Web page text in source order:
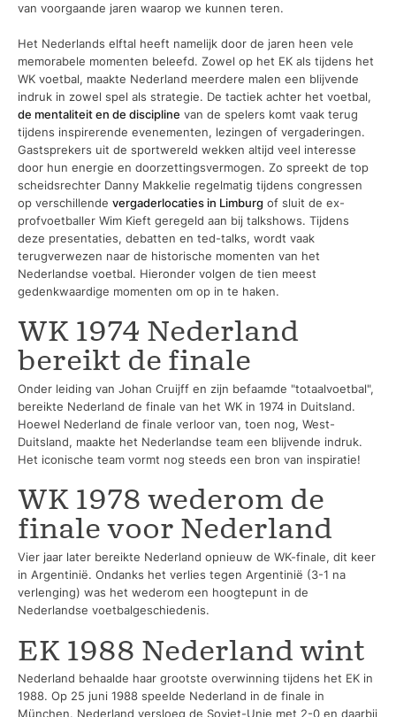
van voorgaande jaren waarop we kunnen teren.
Het Nederlands elftal heeft namelijk door de jaren heen vele
memorabele momenten beleefd. Zowel op het EK als tijdens het
WK voetbal, maakte Nederland meerdere malen een blijvende
indruk in zowel spel als strategie. De tactiek achter het voetbal,
de mentaliteit en de discipline van de spelers komt vaak terug
tijdens inspirerende evenementen, lezingen of vergaderingen.
Gastsprekers uit de sportwereld wekken altijd veel interesse
door hun energie en doorzettingsvermogen. Zo spreekt de top
scheidsrechter Danny Makkelie regelmatig tijdens congressen
op verschillende vergaderlocaties in Limburg of sluit de ex-
profvoetballer Wim Kieft geregeld aan bij talkshows. Tijdens
deze presentaties, debatten en ted-talks, wordt vaak
terugverwezen naar de historische momenten van het
Nederlandse voetbal. Hieronder volgen de tien meest
gedenkwaardige momenten om op in te haken.
WK 1974 Nederland
bereikt de finale
Onder leiding van Johan Cruijff en zijn befaamde "totaalvoetbal",
bereikte Nederland de finale van het WK in 1974 in Duitsland.
Hoewel Nederland de finale verloor van, toen nog, West-
Duitsland, maakte het Nederlandse team een blijvende indruk.
Het iconische team vormt nog steeds een bron van inspiratie!
WK 1978 wederom de
finale voor Nederland
Vier jaar later bereikte Nederland opnieuw de WK-finale, dit keer
in Argentinië. Ondanks het verlies tegen Argentinië (3-1 na
verlenging) was het wederom een hoogtepunt in de
Nederlandse voetbalgeschiedenis.
EK 1988 Nederland wint
Nederland behaalde haar grootste overwinning tijdens het EK in
1988. Op 25 juni 1988 speelde Nederland in de finale in
München. Nederland versloeg de Sovjet-Unie met 2-0 en daarbij